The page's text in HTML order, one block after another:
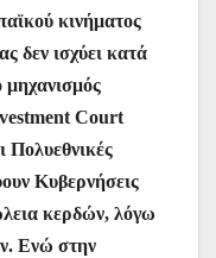
κινήματος
δεν ισχύει κατά
Court
Πολυεθνικές
Κυβερνήσεις
κερδών, λόγω
Ενώ στην